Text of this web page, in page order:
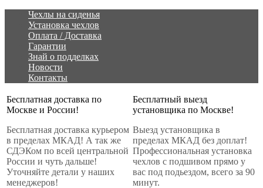
Чехлы на сиденья
Установка чехлов
Оплата / Доставка
Гарантии
Знай о подделках
Новости
Контакты
Бесплатная доставка по
Москве и России!
Бесплатная доставка курьером
в пределах МКАД! А так же
СДЭКом по всей центральной
России и чуть дальше!
Уточняйте детали у наших
менеджеров!
Бесплатный выезд
установщика по Москве!
Выезд установщика в
пределах МКАД без доплат!
Профессиональная установка
чехлов с подшивом прямо у
вас под подьездом, всего за 90
минут.